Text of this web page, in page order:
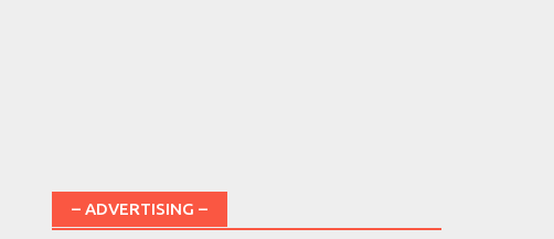
– ADVERTISING –